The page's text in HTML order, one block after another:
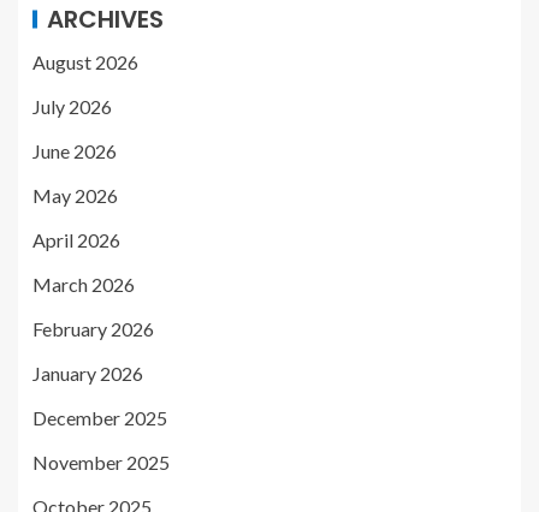
ARCHIVES
August 2026
July 2026
June 2026
May 2026
April 2026
March 2026
February 2026
January 2026
December 2025
November 2025
October 2025